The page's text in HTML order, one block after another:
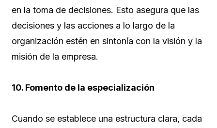
en la toma de decisiones. Esto asegura que las
decisiones y las acciones a lo largo de la
organización estén en sintonía con la visión y la
misión de la empresa.
10. Fomento de la especialización
Cuando se establece una estructura clara, cada